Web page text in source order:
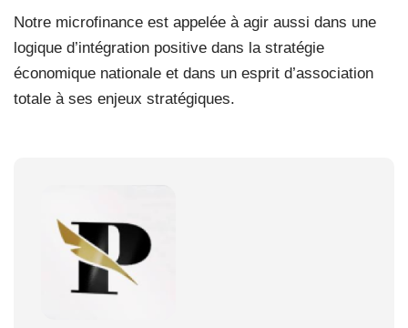
Notre microfinance est appelée à agir aussi dans une
logique d’intégration positive dans la stratégie
économique nationale et dans un esprit d’association
totale à ses enjeux stratégiques.